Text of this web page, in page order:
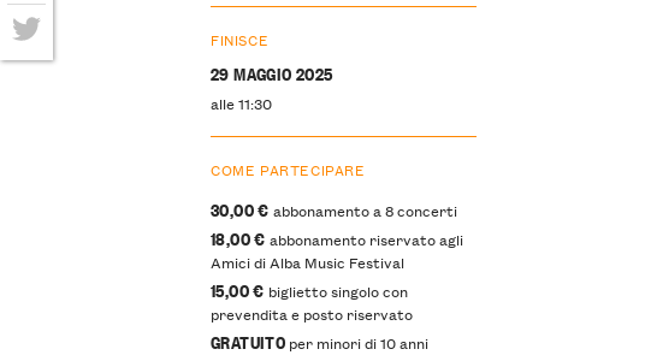
FINISCE
29 MAGGIO 2025
alle 11:30
COME PARTECIPARE
30,00€ abbonamento a 8 concerti
18,00 € abbonamento riservato agli
Amici di Alba Music Festival
15,00 € biglietto singolo con
prevendita e posto riservato
GRATUITO per minori di 10 anni
Facebook
Twitter